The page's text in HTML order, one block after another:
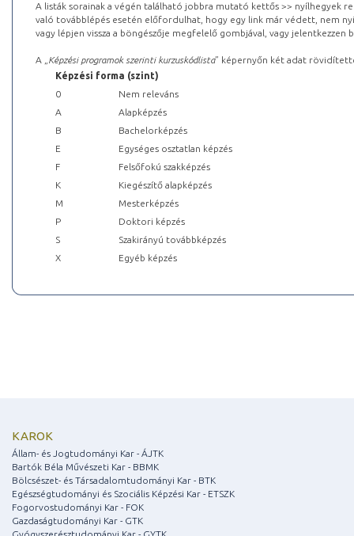
A listák sorainak a végén található jobbra mutató kettős >> nyílhegyek
való továbblépés esetén előfordulhat, hogy egy link már védett, nem
vagy lépjen vissza a böngészője megfelelő gombjával, vagy
A „ Képzési programok szerinti kurzuskódlista” képernyőn két adat
Képzési forma (szint)
0
Nem releváns
A
Alapképzés
B
Bachelorképzés
E
Egységes osztatlan képzés
F
Felsőfokú szakképzés
K
Kiegészítő alapképzés
M
Mesterképzés
P
Doktori képzés
S
Szakirányú továbbképzés
X
Egyéb képzés
KAROK
Állam- és Jogtudományi Kar - ÁJTK
Bartók Béla Művészeti Kar - BBMK
Bölcsészet- és Társadalomtudományi Kar - BTK
Egészségtudományi és Szociális Képzési Kar - ETSZK
Fogorvostudományi Kar - FOK
Gazdaságtudományi Kar - GTK